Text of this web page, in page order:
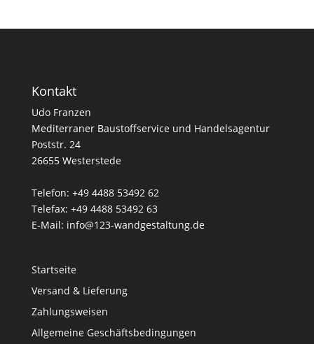
Kontakt
Udo Franzen
Mediterraner Baustoffservice und Handelsagentur
Poststr. 24
26655 Westerstede
Telefon: +49 4488 53492 62
Telefax: +49 4488 53492 63
E-Mail: info@123-wandgestaltung.de
Startseite
Versand & Lieferung
Zahlungsweisen
Allgemeine Geschäftsbedingungen